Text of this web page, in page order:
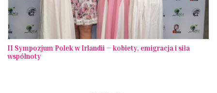
II Sympozjum Polek w Irlandii — kobiety, emigracja i siła
wspólnoty